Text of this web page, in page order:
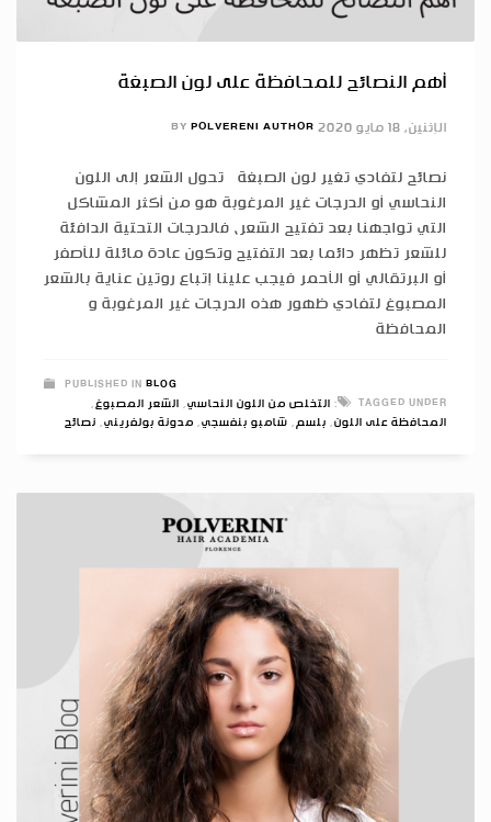
أهم النصائح للمحافظة على لون الصبغة
الإثنين, 18 مايو 2020 BY POLVERENI AUTHOR
نصائح لتفادي تغير لون الصبغة تحول الشعر إلى اللون
النحاسي أو الدرجات غير المرغوبة هو من أكثر المشاكل
التي تواجهنا بعد تفتيح الشعر، فالدرجات التحتية الدافئة
للشعر تظهر دائما بعد التفتيح وتكون عادة مائلة للأصفر
أو البرتقالي أو الأحمر فيجب علينا إتباع روتين عناية بالشعر
المصبوغ لتفادي ظهور هذه الدرجات غير المرغوبة و
المحافظة
PUBLISHED IN BLOG
TAGGED UNDER:
التخلص من اللون النحاسي, الشعر المصبوغ,
المحافظة على اللون, بلسم, شامبو بنفسجي, مدونة بولفريني, نصائح